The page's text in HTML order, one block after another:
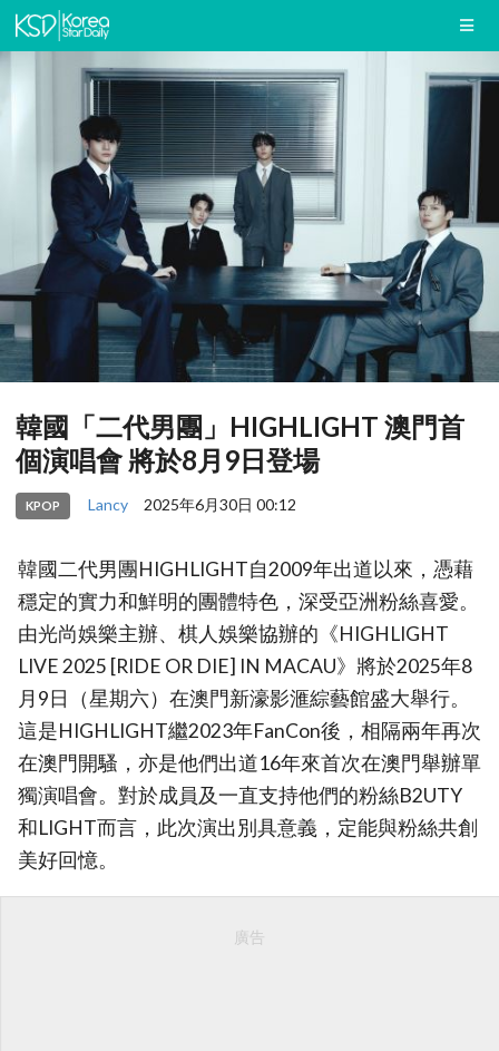
韓國「二代男團」HIGHLIGHT 澳門首
個演唱會 將於8月9日登場
KPOP Lancy 2025年6月30日 00:12
韓國二代男團HIGHLIGHT自2009年出道以來，憑藉
穩定的實力和鮮明的團體特色，深受亞洲粉絲喜愛。
由光尚娛樂主辦、棋人娛樂協辦的《HIGHLIGHT
LIVE 2025 [RIDE OR DIE] IN MACAU》將於2025年8
月9日（星期六）在澳門新濠影滙綜藝館盛大舉行。
這是HIGHLIGHT繼2023年FanCon後，相隔兩年再次
在澳門開騷，亦是他們出道16年來首次在澳門舉辦單
獨演唱會。對於成員及一直支持他們的粉絲B2UTY
和LIGHT而言，此次演出別具意義，定能與粉絲共創
美好回憶。
廣告